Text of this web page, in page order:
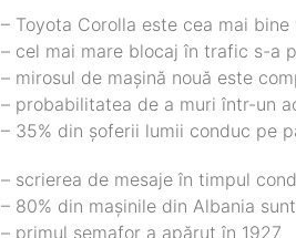
– Toyota Corolla este cea mai
– cel mai mare blocaj în trafic s-a
– mirosul de mașină nouă este
– probabilitatea de a muri într-un
– 35% din șoferii lumii conduc pe
– scrierea de mesaje în timpul
– 80% din mașinile din Albania
– primul semafor a apărut în 1927